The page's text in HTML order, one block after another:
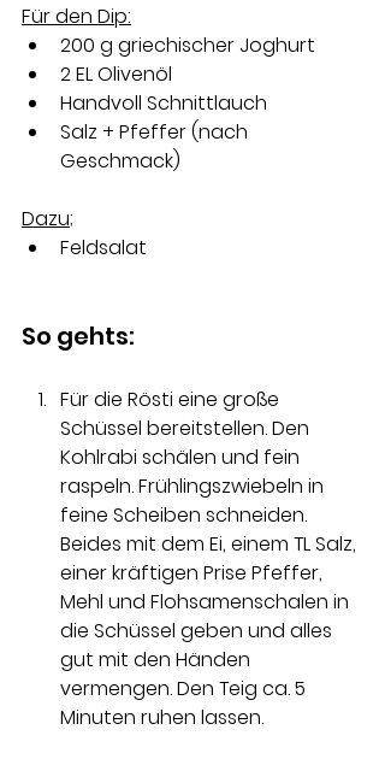
Für den Dip:
200 g griechischer Joghurt
2 EL Olivenöl
Handvoll Schnittlauch
Salz + Pfeffer (nach
Geschmack)
Dazu;
Feldsalat
So gehts:
Für die Rösti eine große
Schüssel bereitstellen. Den
Kohlrabi schälen und fein
raspeln. Frühlingszwiebeln in
feine Scheiben schneiden.
Beides mit dem Ei, einem TL Salz,
einer kräftigen Prise Pfeffer,
Mehl und Flohsamenschalen in
die Schüssel geben und alles
gut mit den Händen
vermengen. Den Teig ca. 5
Minuten ruhen lassen.